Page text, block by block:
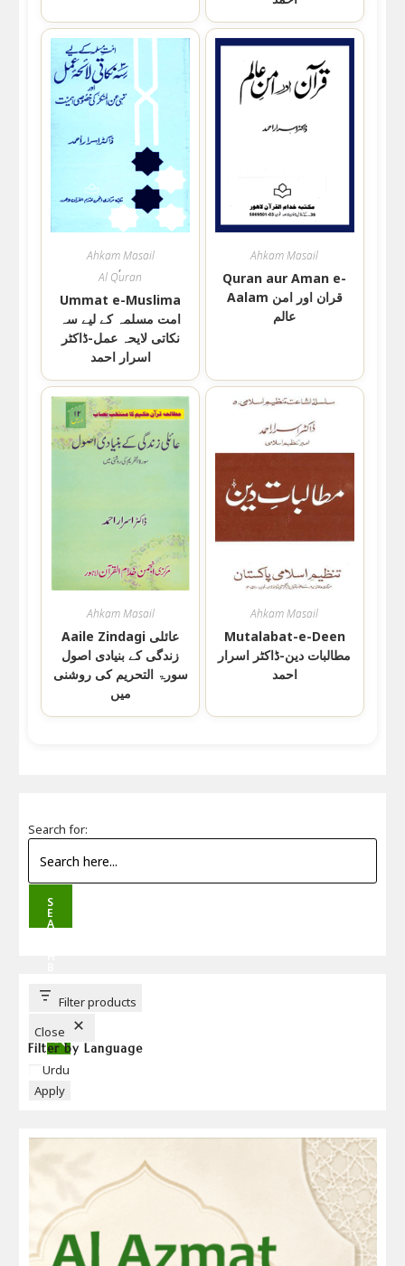
Ahkam Masail
,
Al Quran
Ummat e-Muslima
امت مسلمہ کے لیے سہ
نکاتی لایحہ عمل-ڈاکٹر
اسرار احمد
Ahkam Masail
Quran aur Aman e-
Aalam قران اور امن
عالم
Ahkam Masail
Aaile Zindagi عائلی
زندگی کے بنیادی اصول
سورۃ التحریم کی روشنی
میں
Ahkam Masail
Mutalabat-e-Deen
مطالبات دین-ڈاکٹر اسرار
احمد
Search for:
S
E
A
T
T
Filter products
Close
Filter by Language
Language
Urdu
Apply